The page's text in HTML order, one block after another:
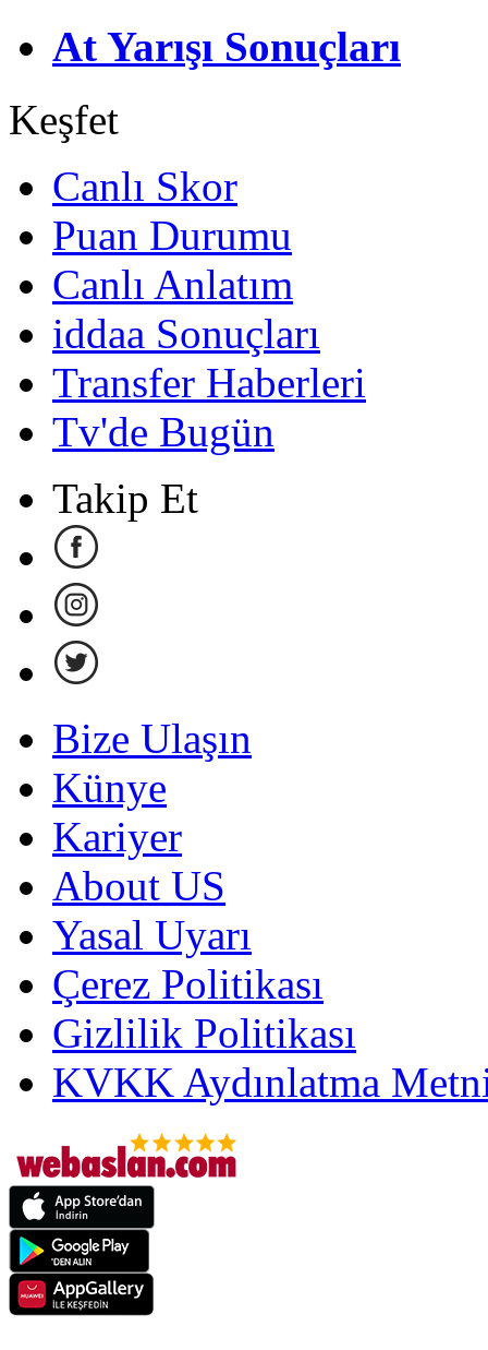
At Yarışı Sonuçları
Keşfet
Canlı Skor
Puan Durumu
Canlı Anlatım
iddaa Sonuçları
Transfer Haberleri
Tv'de Bugün
Takip Et
Bize Ulaşın
Künye
Kariyer
About US
Yasal Uyarı
Çerez Politikası
Gizlilik Politikası
KVKK Aydınlatma